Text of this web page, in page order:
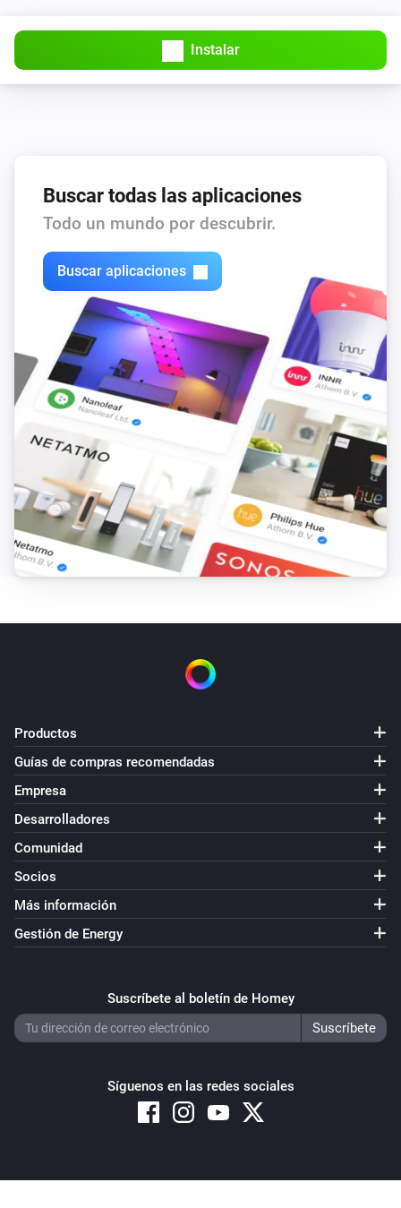
Instalar
Buscar todas las aplicaciones
Todo un mundo por descubrir.
Buscar aplicaciones
Productos
Guías de compras recomendadas
Empresa
Desarrolladores
Comunidad
Socios
Más información
Gestión de Energy
Suscríbete al boletín de Homey
Síguenos en las redes sociales